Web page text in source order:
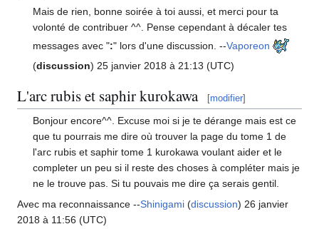
Mais de rien, bonne soirée à toi aussi, et merci pour ta
volonté de contribuer ^^. Pense cependant à décaler tes
messages avec ":" lors d'une discussion. --Vaporeon
(discussion) 25 janvier 2018 à 21:13 (UTC)
L'arc rubis et saphir kurokawa [modifier]
Bonjour encore^^. Excuse moi si je te dérange mais est ce
que tu pourrais me dire où trouver la page du tome 1 de
l'arc rubis et saphir tome 1 kurokawa voulant aider et le
completer un peu si il reste des choses à compléter mais je
ne le trouve pas. Si tu pouvais me dire ça serais gentil.
Avec ma reconnaissance --Shinigami (discussion) 26 janvier
2018 à 11:56 (UTC)